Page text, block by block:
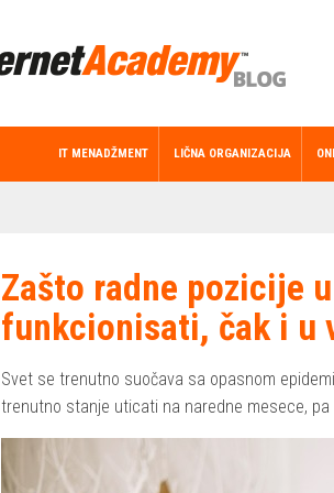
IT MENADŽMENT LIČNA ORGANIZACIJA
Zašto radne pozicije
funkcionisati, čak i u
Svet se trenutno suočava sa opasnom
trenutno stanje uticati na naredne mesece,